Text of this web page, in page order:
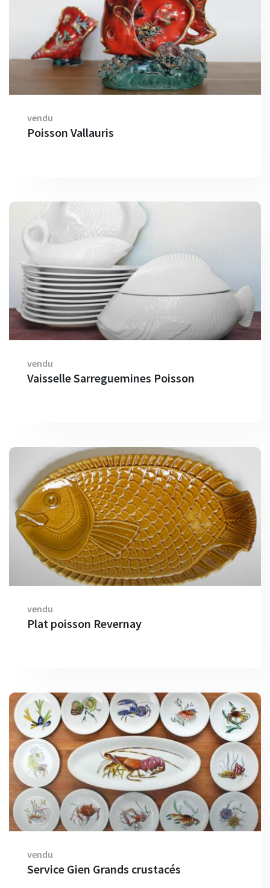
vendu
Poisson Vallauris
vendu
Vaisselle Sarreguemines Poisson
vendu
Plat poisson Revernay
vendu
Service Gien Grands crustacés